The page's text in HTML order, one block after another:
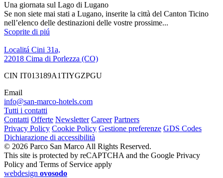
Una giornata sul Lago di Lugano
Se non siete mai stati a Lugano, inserite la città del Canton Ticino
nell’elenco delle destinazioni delle vostre prossime...
Scoprite di piú
Localitá Cini 31a,
22018 Cima di Porlezza (CO)
CIN IT013189A1TIYGZPGU
Email
info@san-marco-hotels.com
Tutti i contatti
Contatti Offerte Newsletter Career Partners
Privacy Policy Cookie Policy Gestione preferenze GDS Codes
Dichiarazione di accessibilità
© 2026 Parco San Marco All Rights Reserved.
This site is protected by reCAPTCHA and the Google Privacy
Policy and Terms of Service apply
webdesign ovosodo